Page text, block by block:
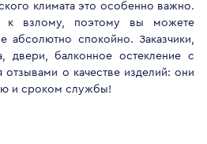
климата это особенно важно.
к взлому, поэтому вы можете
абсолютно спокойно. Заказчики,
двери, балконное остекление с
отзывами о качестве изделий: они
и сроком службы!